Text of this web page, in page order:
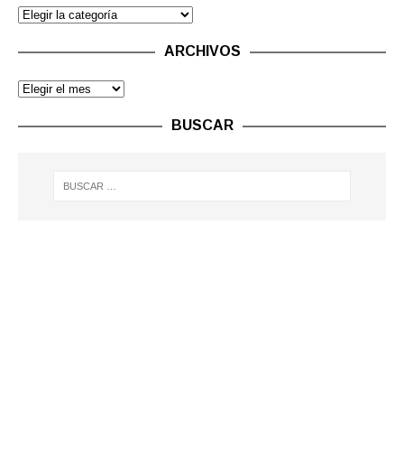
ARCHIVOS
BUSCAR